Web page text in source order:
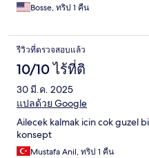
Bosse, ทริป 1 คืน
รีวิวที่ตรวจสอบแล้ว
10/10 ไร้ที่ติ
30 มี.ค. 2025
แปลด้วย Google
Ailecek kalmak icin cok guzel
konsept
Mustafa Anil, ทริป 1 คืน